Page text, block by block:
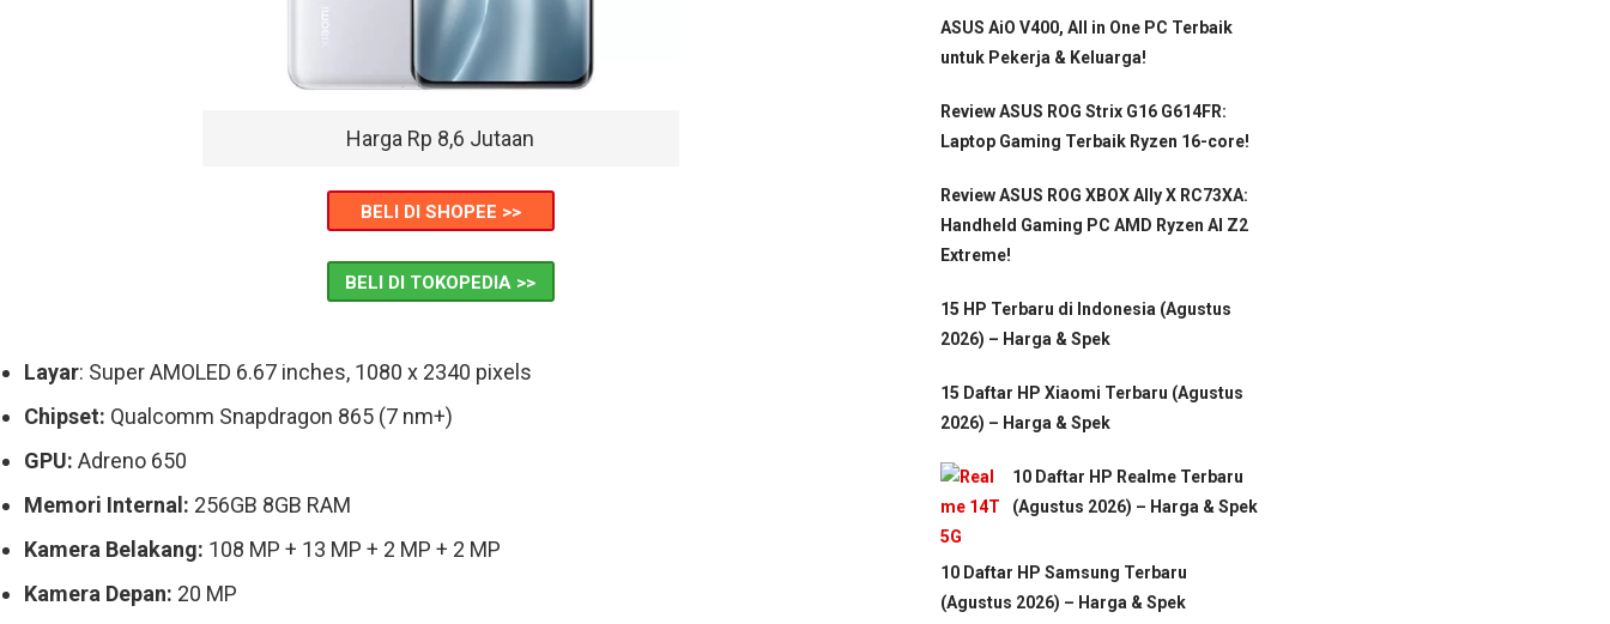
Harga Rp 8,6 Jutaan
BELI DI SHOPEE >>
BELI DI TOKOPEDIA >>
Layar: Super AMOLED 6.67 inches, 1080 x 2340 pixels
Chipset: Qualcomm Snapdragon 865 (7 nm+)
GPU: Adreno 650
Memori Internal: 256GB 8GB RAM
Kamera Belakang: 108 MP + 13 MP + 2 MP + 2 MP
Kamera Depan: 20 MP
ASUS AiO V400, All in One PC Terbaik
untuk Pekerja & Keluarga!
Review ASUS ROG Strix G16 G614FR:
Laptop Gaming Terbaik Ryzen 16-core!
Review ASUS ROG XBOX Ally X RC73XA:
Handheld Gaming PC AMD Ryzen AI Z2
Extreme!
15 HP Terbaru di Indonesia (Agustus
2026) – Harga & Spek
15 Daftar HP Xiaomi Terbaru (Agustus
2026) – Harga & Spek
10 Daftar HP Realme Terbaru
(Agustus 2026) – Harga & Spek
10 Daftar HP Samsung Terbaru
(Agustus 2026) – Harga & Spek